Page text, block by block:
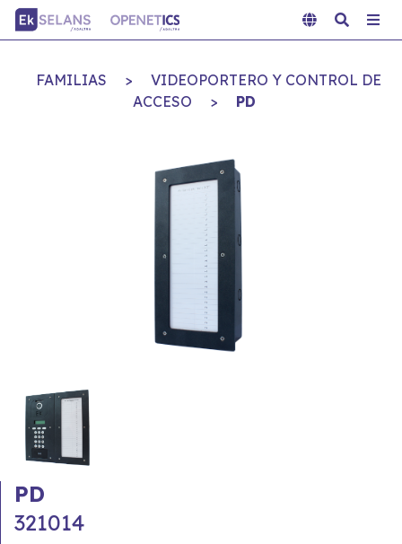
FAMILIAS >
VIDEOPORTERO Y CONTROL DE
ACCESO
> PD
PD
321014